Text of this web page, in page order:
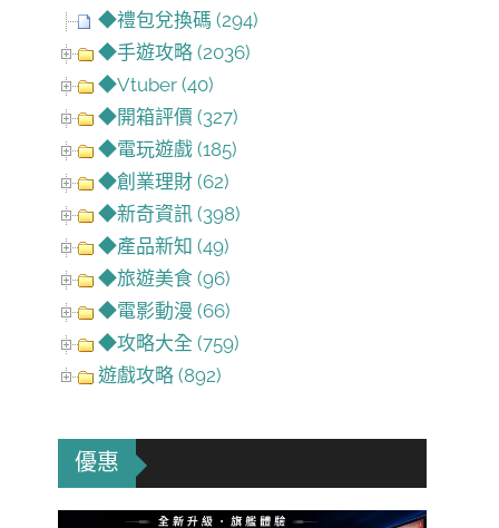
◆禮包兌換碼 (294)
◆手遊攻略 (2036)
◆Vtuber (40)
◆開箱評價 (327)
◆電玩遊戲 (185)
◆創業理財 (62)
◆新奇資訊 (398)
◆產品新知 (49)
◆旅遊美食 (96)
◆電影動漫 (66)
◆攻略大全 (759)
遊戲攻略 (892)
優惠